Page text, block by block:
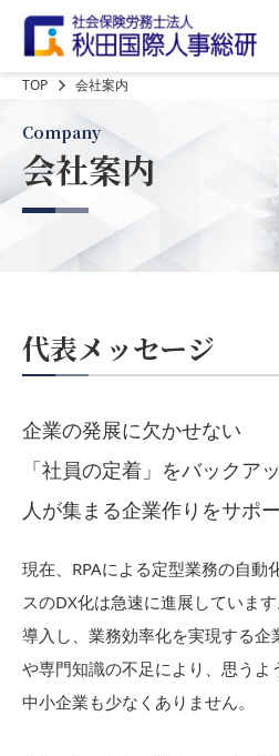
TOP 会社案内
Company
会社案内
代表メッセージ
企業の発展に欠かせない
「社員の定着」をバックア
人が集まる企業作りをサポ
現在、RPAによる定型業務の自動
スのDX化は急速に進展していま
導入し、業務効率化を実現する企
や専門知識の不足により、思うよ
中小企業も少なくありません。